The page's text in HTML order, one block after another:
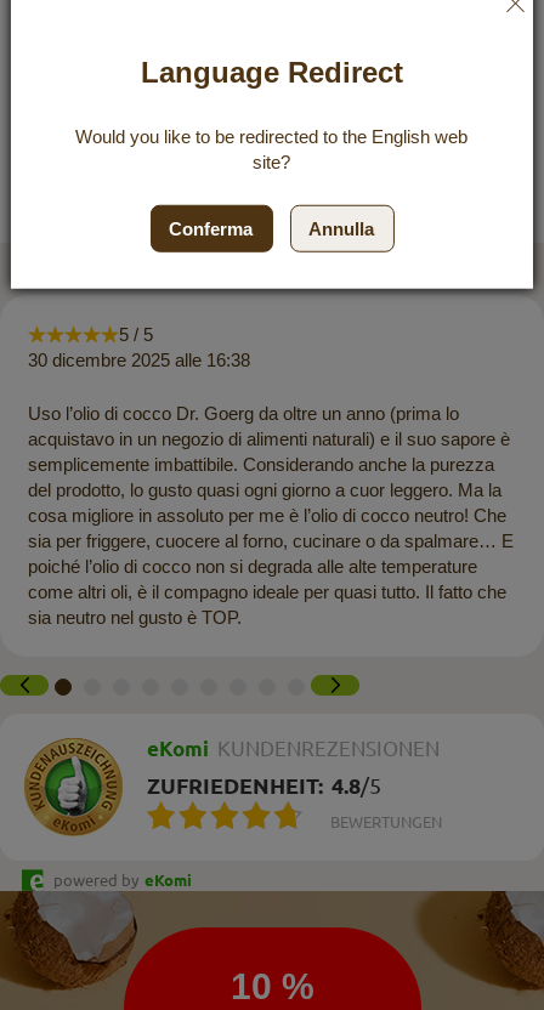
Ingredienti & Infomazioni nutrizionali
Conservazione & Durabilità
Quality that convinces
5 / 5
30 dicembre 2025 alle 16:38
Uso l’olio di cocco Dr. Goerg da oltre un anno (prima lo
acquistavo in un negozio di alimenti naturali) e il suo sapore è
semplicemente imbattibile. Considerando anche la purezza
del prodotto, lo gusto quasi ogni giorno a cuor leggero. Ma la
cosa migliore in assoluto per me è l’olio di cocco neutro! Che
sia per friggere, cuocere al forno, cucinare o da spalmare… E
poiché l’olio di cocco non si degrada alle alte temperature
come altri oli, è il compagno ideale per quasi tutto. Il fatto che
sia neutro nel gusto è TOP.
eKomi KUNDENREZENSIONEN
ZUFRIEDENHEIT: 4.8/5
BEWERTUNGEN
powered by eKomi
Newsletter
10 %
Language Redirect
Would you like to be redirected to the English web
site?
Conferma Annulla